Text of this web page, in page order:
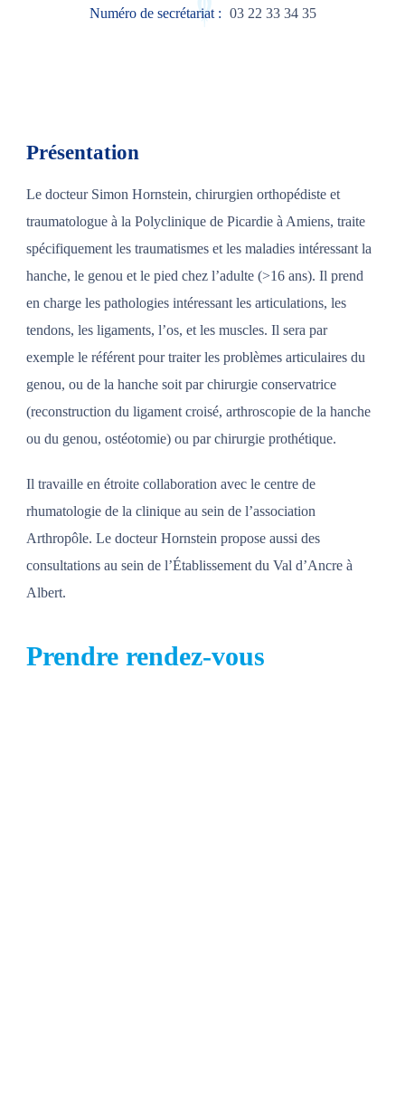
Numéro de secrétariat : 03 22 33 34 35
Présentation
Le docteur Simon Hornstein, chirurgien orthopédiste et
traumatologue à la Polyclinique de Picardie à Amiens, traite
spécifiquement les traumatismes et les maladies intéressant la
hanche, le genou et le pied chez l’adulte (>16 ans). Il prend
en charge les pathologies intéressant les articulations, les
tendons, les ligaments, l’os, et les muscles. Il sera par
exemple le référent pour traiter les problèmes articulaires du
genou, ou de la hanche soit par chirurgie conservatrice
(reconstruction du ligament croisé, arthroscopie de la hanche
ou du genou, ostéotomie) ou par chirurgie prothétique.
Il travaille en étroite collaboration avec le centre de
rhumatologie de la clinique au sein de l’association
Arthropôle. Le docteur Hornstein propose aussi des
consultations au sein de l’Établissement du Val d’Ancre à
Albert.
Prendre rendez-vous